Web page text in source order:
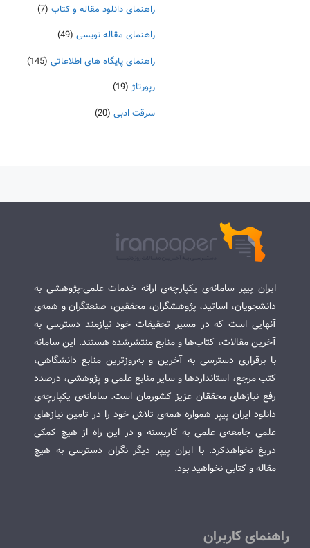
راهنمای دانلود مقاله و کتاب (7)
راهنمای مقاله نویسی (49)
راهنمای پایگاه های اطلاعاتی (145)
رپورتاژ (19)
سرقت ادبی (20)
ایران پیپر سامانه‌ی یکپارچه‌ی ارائه خدمات علمی-پژوهشی به
دانشجویان، اساتید، پژوهشگران، محققین، صنعتگران و همه‌ی
آنهایی است که در مسیر تحقیقات خود نیازمند دسترسی به
آخرین مقالات، کتاب‌ها و منابع منتشرشده هستند. این سامانه
با برقراری دسترسی به آخرین و به‌روزترین منابع دانشگاهی،
کتب مرجع، استانداردها و سایر منابع علمی و پژوهشی، درصدد
رفع نیازهای محققان عزیز کشورمان است. سامانه‌ی یکپارچه‌ی
دانلود ایران پیپر همواره همه‌ی تلاش خود را در تامین نیازهای
علمی جامعه‌ی علمی به کاربسته و در این راه از هیچ کمکی
دریغ نخواهدکرد. با ایران پیپر دیگر نگران دسترسی به هیچ
مقاله و کتابی نخواهید بود.
راهنمای کاربران